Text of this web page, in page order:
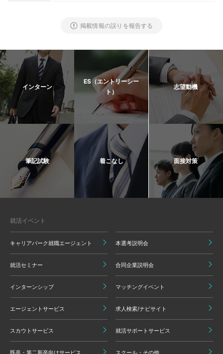
掲載情報の誤りを報告する
インターン
ES（エントリーシー
ト）
志望動機
筆記試験 着こなし 面接対策
就活イベント
キャリアパーク就職エージェント 本選考説明会
就活セミナー 合同企業説明会
インターンシップ マッチングイベント
エージェントサービス 求人検索/ナビサイト
スカウトサービス 就活サポートサービス
既卒・第二新卒向けサービス スクール・その他